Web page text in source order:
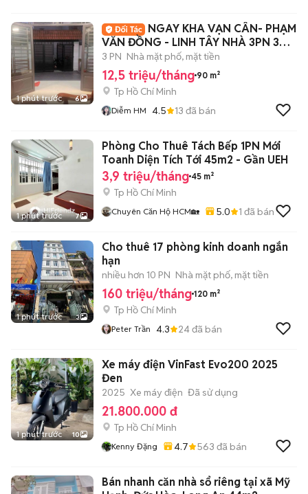
1 phút trước 6
NGAY KHA VẠN CÂN- PHẠM
VĂN ĐỒNG - LINH TÂY NHÀ 3PN 3WC
NT
3 PN Nhà mặt phố, mặt tiền
12,5 triệu/tháng 90 m²
Tp Hồ Chí Minh
Diễm HM 4.5 13 đã bán
1 phút trước 7
Phòng Cho Thuê Tách Bếp 1PN Mới
Toanh Diện Tích Tới 45m2 - Gần UEH
3,9 triệu/tháng 45 m²
Tp Hồ Chí Minh
Chuyên Căn Hộ HCM🏡 5.0 1 đã bán
1 phút trước 3
Cho thuê 17 phòng kinh doanh ngắn
hạn
nhiều hơn 10 PN Nhà mặt phố, mặt tiền
160 triệu/tháng 120 m²
Tp Hồ Chí Minh
Peter Trần 4.3 24đã bán
1 phút trước 10
Xe máy điện VinFast Evo200 2025
Đen
2025 Xe máy điện Đã sử dụng
21.800.000 đ
Tp Hồ Chí Minh
Kenny Đặng 4.7 563 đã bán
Bán nhanh căn nhà sổ riêng tại xã Mỹ